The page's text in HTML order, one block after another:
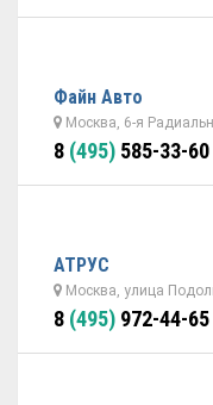
Файн Авто
Москва, 6-я
8 (495) 585-33-60
АТРУС
Москва, улица
8 (495) 972-44-65